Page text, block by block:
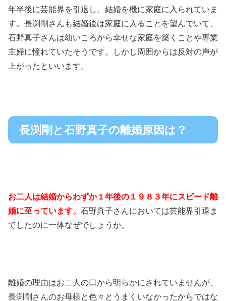
年半後に芸能界を引退し、結婚を機に家庭に入られていま
す。長渕剛さんも結婚後は家庭に入ることを望んでいて、
石野真子さんは幼いころから幸せな家庭を築くことや専業
主婦に憧れていたそうです。しかし周囲からは反対の声が
上がったといいます。
長渕剛と石野真子の離婚原因は？
お二人は結婚からわずか１年後の１９８３年にスピード離
婚に至っています。 石野真子さんにおいては芸能界引退ま
でしたのに一体なぜでしょうか。
離婚の理由はお二人の口から明らかにされていませんが、
長渕剛さんのお母様と色々とうまくいなかったからではな